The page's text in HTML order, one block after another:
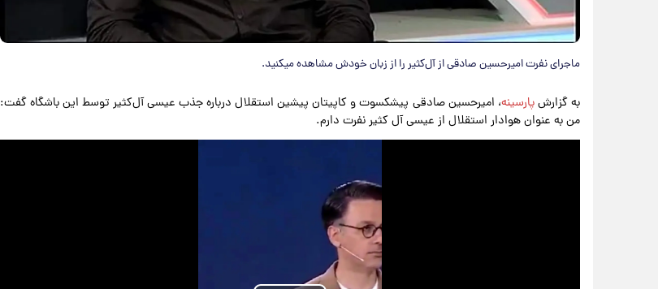
ماجرای نفرت امیرحسین صادقی از آل‎‌کثیر را از زبان خودش مشاهده میکنید.
به گزارشپارسینه، امیرحسین صادقی پیشکسوت و کاپیتان پیشین استقلال درباره جذب عیسی آل‌کثیر توسط این باشگاه گفت:
من به عنوان هوادار استقلال از عیسی آل کثیر نفرت دارم.